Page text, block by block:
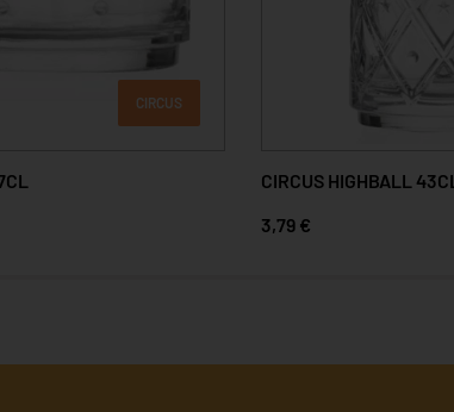
CIRCUS
CIRCUS HIGHBALL 43CL
3,79 €